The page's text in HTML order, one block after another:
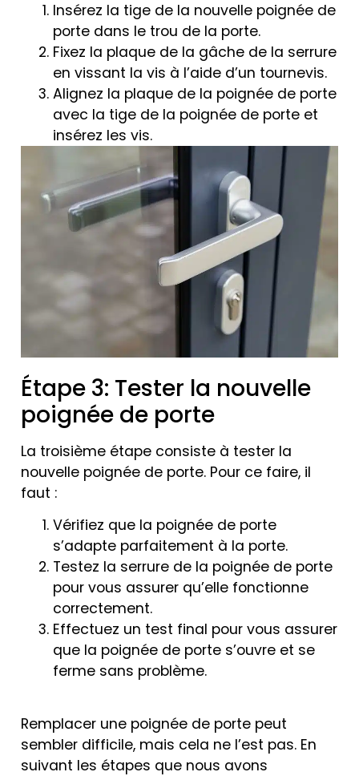
Insérez la tige de la nouvelle poignée de
porte dans le trou de la porte.
Fixez la plaque de la gâche de la serrure
en vissant la vis à l’aide d’un tournevis.
Alignez la plaque de la poignée de porte
avec la tige de la poignée de porte et
insérez les vis.
Étape 3: Tester la nouvelle
poignée de porte
La troisième étape consiste à tester la
nouvelle poignée de porte. Pour ce faire, il
faut :
Vérifiez que la poignée de porte
s’adapte parfaitement à la porte.
Testez la serrure de la poignée de porte
pour vous assurer qu’elle fonctionne
correctement.
Effectuez un test final pour vous assurer
que la poignée de porte s’ouvre et se
ferme sans problème.
Remplacer une poignée de porte peut
sembler difficile, mais cela ne l’est pas. En
suivant les étapes que nous avons